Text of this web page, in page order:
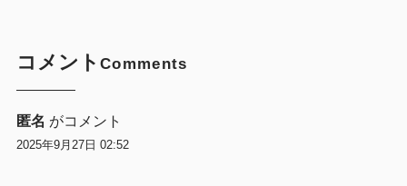
コメント Comments
匿名 がコメント
2025年9月27日 02:52